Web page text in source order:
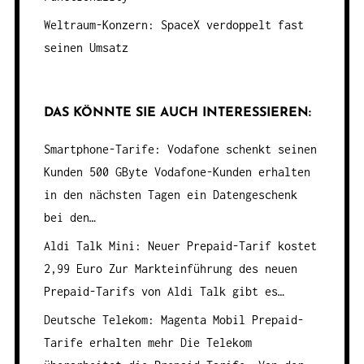
Weltraum-Konzern: SpaceX verdoppelt fast
seinen Umsatz
DAS KÖNNTE SIE AUCH INTERESSIEREN:
Smartphone-Tarife: Vodafone schenkt seinen
Kunden 500 GByte Vodafone-Kunden erhalten
in den nächsten Tagen ein Datengeschenk
bei den…
Aldi Talk Mini: Neuer Prepaid-Tarif kostet
2,99 EuroZur Markteinführung des neuen
Prepaid-Tarifs von Aldi Talk gibt es…
Deutsche Telekom: Magenta Mobil Prepaid-
Tarife erhalten mehr Die Telekom